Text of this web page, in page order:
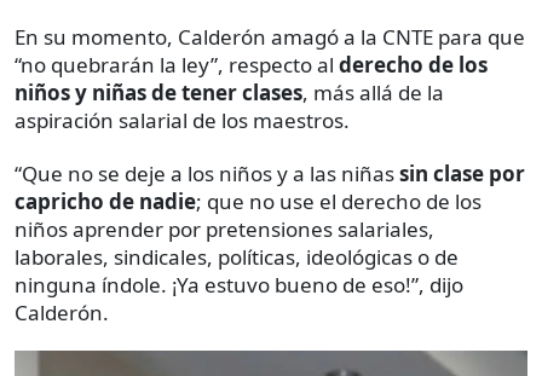
En su momento, Calderón amagó a la CNTE para que
“no quebrarán la ley”, respecto al derecho de los
niños y niñas de tener clases, más allá de la
aspiración salarial de los maestros.
“Que no se deje a los niños y a las niñassin clase por
capricho de nadie; que no use el derecho de los
niños aprender por pretensiones salariales,
laborales, sindicales, políticas, ideológicas o de
ninguna índole. ¡Ya estuvo bueno de eso!”, dijo
Calderón.